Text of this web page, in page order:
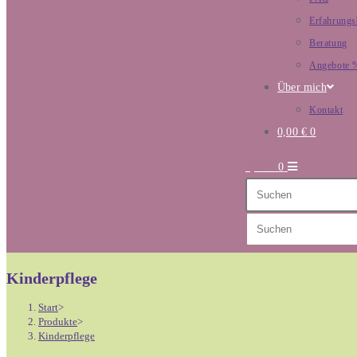
Beratung
Angebote
Über mich
Kontakt
0,00 € 0
0
Diese
Website
durchsuchen
Kinderpflege
Start>
Produkte>
Kinderpflege